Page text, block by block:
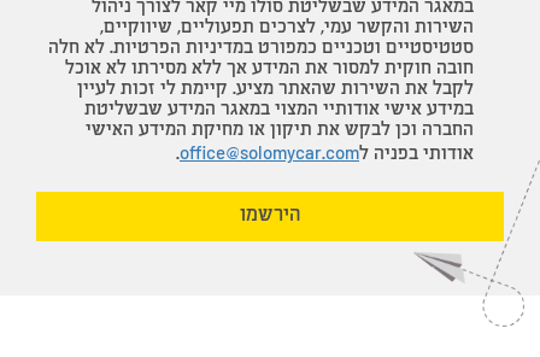
במאגר המידע שבשליטת סולו מיי קאר לצורך ניהול
השירות והקשר עמי, לצרכים תפעוליים, שיווקיים,
סטטיסטיים וטכניים כמפורט במדיניות הפרטיות. לא חלה
חובה חוקית למסור את המידע אך ללא מסירתו לא אוכל
לקבל את השירות שהאתר מציע. קיימת לי זכות לעיין
במידע אישי אודותיי המצוי במאגר המידע שבשליטת
החברה וכן לבקש את תיקון או מחיקת המידע האישי
אודותי בפניה לoffice@solomycar.com
.
הירשמו